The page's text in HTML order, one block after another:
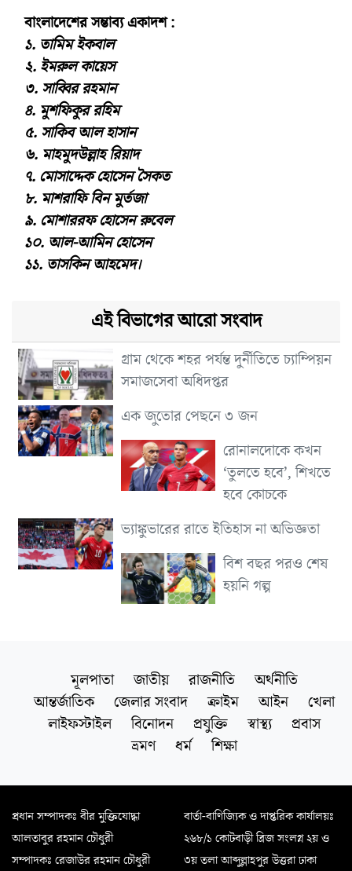
বাংলাদেশের সম্ভাব্য একাদশ :
১. তামিম ইকবাল
২. ইমরুল কায়েস
৩. সাব্বির রহমান
৪. মুশফিকুর রহিম
৫. সাকিব আল হাসান
৬. মাহমুদউল্লাহ রিয়াদ
৭. মোসাদ্দেক হোসেন সৈকত
৮. মাশরাফি বিন মুর্তজা
৯. মোশাররফ হোসেন রুবেল
১০. আল-আমিন হোসেন
১১. তাসকিন আহমেদ।
এই বিভাগের আরো সংবাদ
গ্রাম থেকে শহর পর্যন্ত দুর্নীতিতে চ্যাম্পিয়ন
সমাজসেবা অধিদপ্তর
এক জুতোর পেছনে ৩ জন
রোনালদোকে কখন
‘তুলতে হবে’, শিখতে
হবে কোচকে
ভ্যাঙ্কুভারের রাতে ইতিহাস না অভিজ্ঞতা
বিশ বছর পরও শেষ
হয়নি গল্প
মূলপাতা জাতীয় রাজনীতি
অর্থনীতি
আন্তর্জাতিক
জেলার সংবাদ ক্রাইম আইন
খেলা
লাইফস্টাইল
বিনোদন প্রযুক্তি স্বাস্থ্য
প্রবাস
ভ্রমণ
ধর্ম শিক্ষা
প্রধান সম্পাদকঃ বীর মুক্তিযোদ্ধা
আলতাবুর রহমান চৌধুরী
সম্পাদকঃ রেজাউর রহমান চৌধুরী
বার্তা-বাণিজ্যিক ও দাপ্তরিক কার্যালয়ঃ
২৬৮/১ কোটবাড়ী ব্রিজ সংলগ্ন ২য় ও
৩য় তলা আব্দুল্লাহপুর উত্তরা ঢাকা